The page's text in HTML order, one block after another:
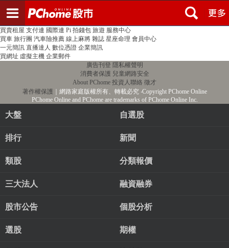
PChome首頁 線上購物 24h購物 書店
買賣租屋 支付連 國際連 Pi 拍錢包 旅遊 服務中心
買車 旅行團 汽車險推薦 線上麻將 雜誌 星座命理 會員中心
一元簡訊 直播達人 數位憑證 企業簡訊
買網址 虛擬主機 企業郵件
廣告刊登 隱私權聲明
消費者保護 兒童網路安全
About PChome 投資人聯絡 徵才
著作權保護 ｜網路家庭版權所有、轉載必究‧Copyright PChome Online
PChome Online and PChome are trademarks of PChome Online Inc.
大盤 自選股
排行 新聞
類股 分類報價
三大法人 融資融券
股市公告 個股分析
選股 期權